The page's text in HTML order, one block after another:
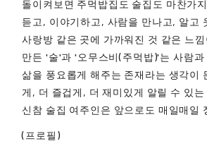
돌이켜보면 주먹밥집도 술집도 마찬가
듣고, 이야기하고, 사람을 만나고, 알고
사랑방 같은 곳에 가까워진 것 같은 느
만든 '술'과 '오무스비(주먹밥)'는 사람과
삶을 풍요롭게 해주는 존재라는 생각이
게, 더 즐겁게, 더 재미있게 알릴 수 있
신참 술집 여주인은 앞으로도 매일매일
(프로필)